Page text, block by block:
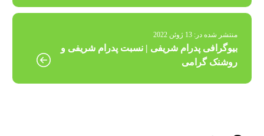
منتشر شده در: 13 ژوئن 2022
بیوگرافی پدرام شریفی | نسبت پدرام شریفی و
روشنک گرامی